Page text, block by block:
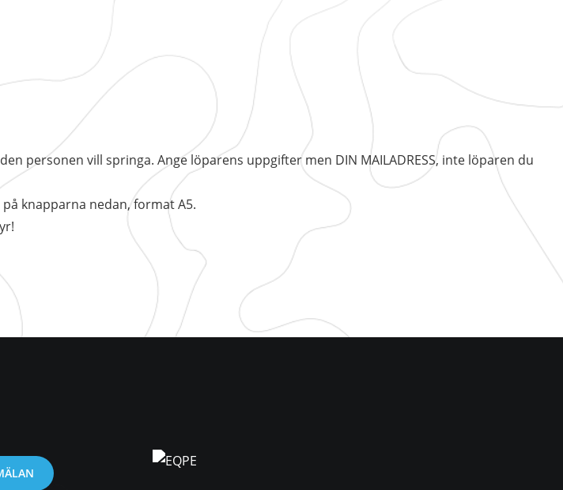
personen vill springa. Ange löparens uppgifter men DIN MAILADRESS, inte löparen du
knapparna nedan, format A5.